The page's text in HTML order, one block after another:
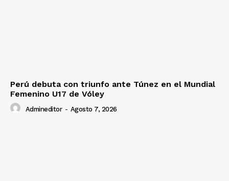
Perú debuta con triunfo ante Túnez en el Mundial
Femenino U17 de Vóley
Admineditor - Agosto 7, 2026